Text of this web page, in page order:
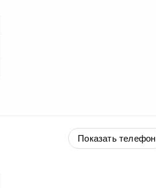
Показать телефон